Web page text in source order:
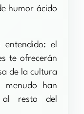
humor ácido
el
te ofrecerán
de la cultura
menudo han
al resto del